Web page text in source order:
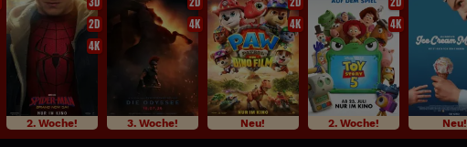
2D
4K
2. Woche!
4K
3. Woche!
4K
Neu!
4K
2. Woche! Neu!